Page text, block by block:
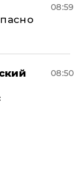
08:59
08:50